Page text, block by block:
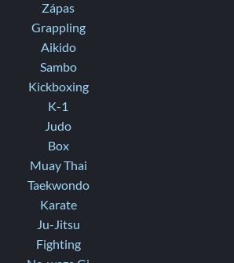
Zápas
Grappling
Aikido
Sambo
Kickboxing
K-1
Judo
Box
Muay Thai
Taekwondo
Karate
Ju-Jitsu
Fighting